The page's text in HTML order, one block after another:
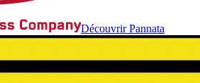
Découvrir Pannata